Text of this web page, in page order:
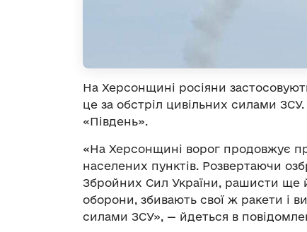
На Херсонщині росіяни
це за обстріл цивільних силами
«Південь».
«На Херсонщині ворог продовжує
населених пунктів. Розвертаючи
Збройних Сил України, рашисти ще
оборони, збивають свої ж ракети і
силами ЗСУ», — йдеться в